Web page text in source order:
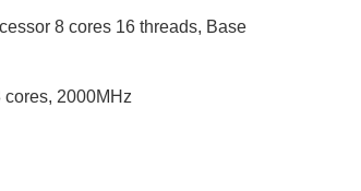
8 cores 16 threads, Base
2000MHz